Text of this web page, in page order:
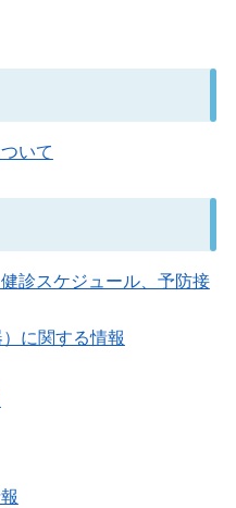
いて
診スケジュール、予防接
に関する情報